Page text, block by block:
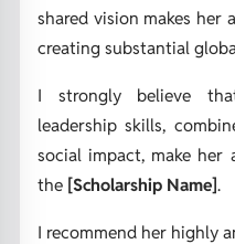
shared vision makes her
creating substantial
I strongly believe
leadership skills,
social impact, make her
the [Scholarship Name].
I recommend her highly